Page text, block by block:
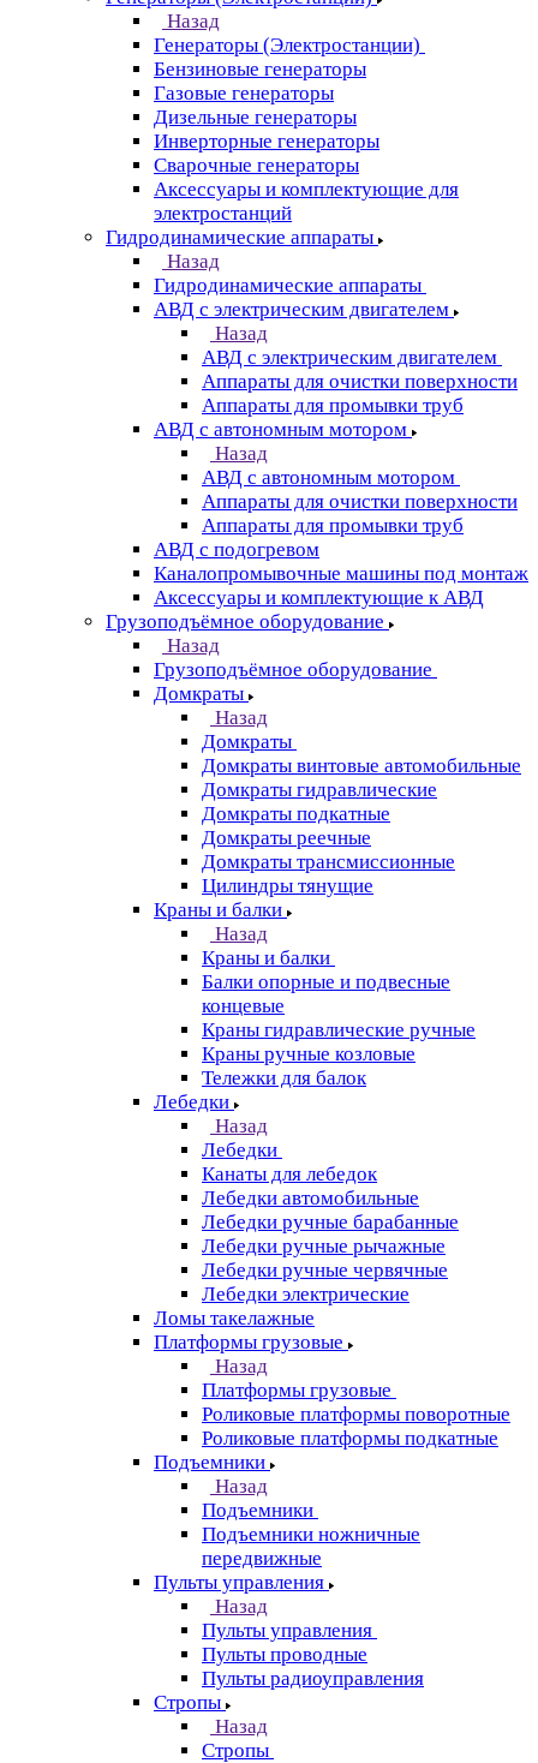
Назад
Генераторы (Электростанции)
Бензиновые генераторы
Газовые генераторы
Дизельные генераторы
Инверторные генераторы
Сварочные генераторы
Аксессуары и комплектующие для
электростанций
Гидродинамические аппараты
Назад
Гидродинамические аппараты
АВД с электрическим двигателем
Назад
АВД с электрическим двигателем
Аппараты для очистки поверхности
Аппараты для промывки труб
АВД с автономным мотором
Назад
АВД с автономным мотором
Аппараты для очистки поверхности
Аппараты для промывки труб
АВД с подогревом
Каналопромывочные машины под монтаж
Аксессуары и комплектующие к АВД
Грузоподъёмное оборудование
Назад
Грузоподъёмное оборудование
Домкраты
Назад
Домкраты
Домкраты винтовые автомобильные
Домкраты гидравлические
Домкраты подкатные
Домкраты реечные
Домкраты трансмиссионные
Цилиндры тянущие
Краны и балки
Назад
Краны и балки
Балки опорные и подвесные
концевые
Краны гидравлические ручные
Краны ручные козловые
Тележки для балок
Лебедки
Назад
Лебедки
Канаты для лебедок
Лебедки автомобильные
Лебедки ручные барабанные
Лебедки ручные рычажные
Лебедки ручные червячные
Лебедки электрические
Ломы такелажные
Платформы грузовые
Назад
Платформы грузовые
Роликовые платформы поворотные
Роликовые платформы подкатные
Подъемники
Назад
Подъемники
Подъемники ножничные
передвижные
Пульты управления
Назад
Пульты управления
Пульты проводные
Пульты радиоуправления
Стропы
Назад
Стропы